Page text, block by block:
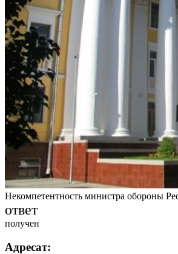
Некомпетентность министра обороны
ответ
получен
Адресат: